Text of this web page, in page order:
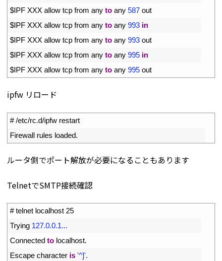
$IPF XXX allow tcp from any to any 587 out
$IPF XXX allow tcp from any to any 993 in
$IPF XXX allow tcp from any to any 993 out
$IPF XXX allow tcp from any to any 995 in
$IPF XXX allow tcp from any to any 995 out
ipfw リロード
# /etc/rc.d/ipfw restart
Firewall rules loaded.
ルータ側でポート解放が必要になることもあります
TelnetでSMTP接続確認
# telnet localhost 25
Trying 127.0.0.1...
Connected to localhost.
Escape character is '^]'.